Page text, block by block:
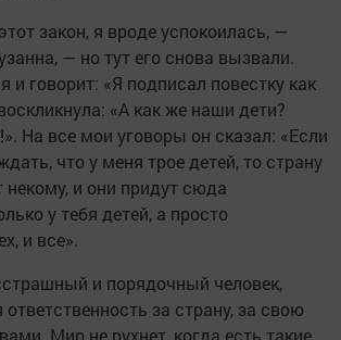
закон, я вроде успокоилась, —
— но тут его снова вызвали.
и говорит: «Я подписал повестку как
«А как же наши дети?
На все мои уговоры он сказал: «Если
что у меня трое детей, то страну
и они придут сюда
у тебя детей, а просто
и все».
и порядочный человек,
за страну, за свою
Мир не рухнет, когда есть такие